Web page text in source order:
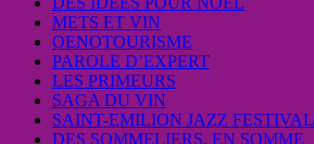
METS ET VIN
OENOTOURISME
PAROLE D’EXPERT
LES PRIMEURS
SAGA DU VIN
SAINT-EMILION JAZZ FESTIVAL
DES SOMMELIERS, EN SOMME